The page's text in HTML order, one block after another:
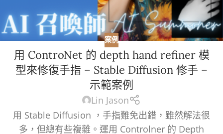
案例
用 ControNet 的 depth hand refiner 模
型來修復手指 – Stable Diffusion 修手 –
示範案例
Lin Jason
用 Stable Diffusion ，手指難免出錯，雖然解法很
多，但總有些複雜。運用 Controlner 的 Depth